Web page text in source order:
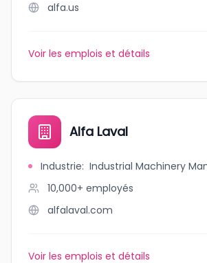
alfa.us
Voir les emplois et détails
Alfa Laval
Industrie: Industrial Machinery
10,000+ employés
alfalaval.com
Voir les emplois et détails